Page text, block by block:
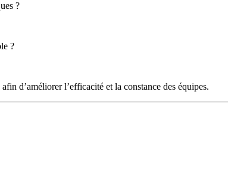
?
?
afin d’améliorer l’efficacité et la constance des équipes.